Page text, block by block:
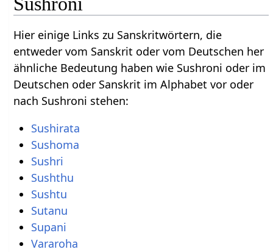
Hier einige Links zu Sanskritwörtern, die
entweder vom Sanskrit oder vom Deutschen her
ähnliche Bedeutung haben wie Sushroni oder im
Deutschen oder Sanskrit im Alphabet vor oder
nach Sushroni stehen:
Sushirata
Sushoma
Sushri
Sushthu
Sushtu
Sutanu
Supani
Vararoha